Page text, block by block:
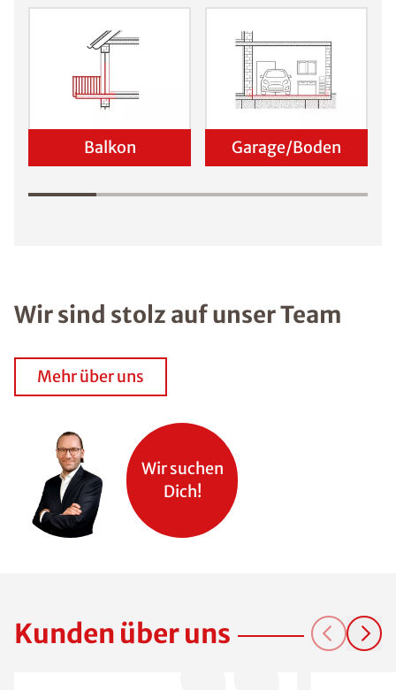
Balkon Garage/Boden
Wir sind stolz auf unser Team
Mehr über uns
Wir suchen
Dich!
Kunden über uns